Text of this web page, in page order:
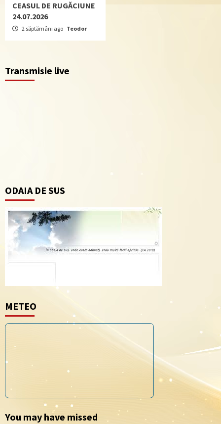
CEASUL DE RUGĂCIUNE
24.07.2026
2 săptămâni ago Teodor
Transmisie live
ODAIA DE SUS
METEO
You may have missed